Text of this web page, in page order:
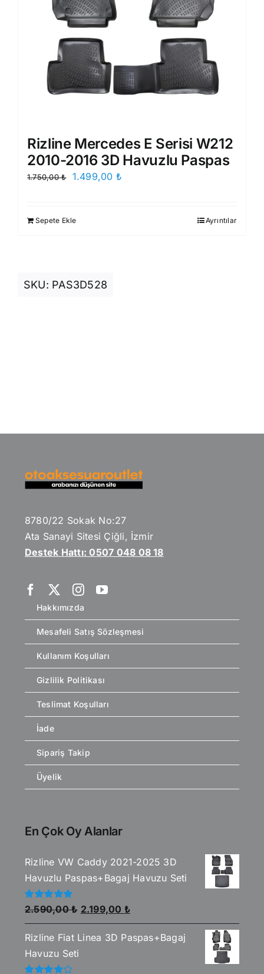
Rizline Mercedes E Serisi W212
2010-2016 3D Havuzlu Paspas
1.750,00₺
Orijinal
1.499,00 ₺
Sepete Ekle Ayrıntılar
SKU: PAS3D528
8780/22 Sokak No:27
Ata Sanayi Sitesi Çiğli, İzmir
Destek Hattı: 0507 048 08 18
Hakkımızda
Mesafeli Satış Sözleşmesi
Kullanım Koşulları
Gizlilik Politikası
Teslimat Koşulları
İade
Sipariş Takip
Üyelik
En Çok Oy Alanlar
Rizline VW Caddy 2021-2025 3D
Havuzlu Paspas+Bagaj Havuzu Seti
5
üzerinden
5.00oy aldı
2.590,00₺ Orijinal
fiyat:
2.590,00 ₺.
2.199,00 ₺Şu
andaki
fiyat:
Rizline Fiat Linea 3D Paspas+Bagaj
Havuzu Seti